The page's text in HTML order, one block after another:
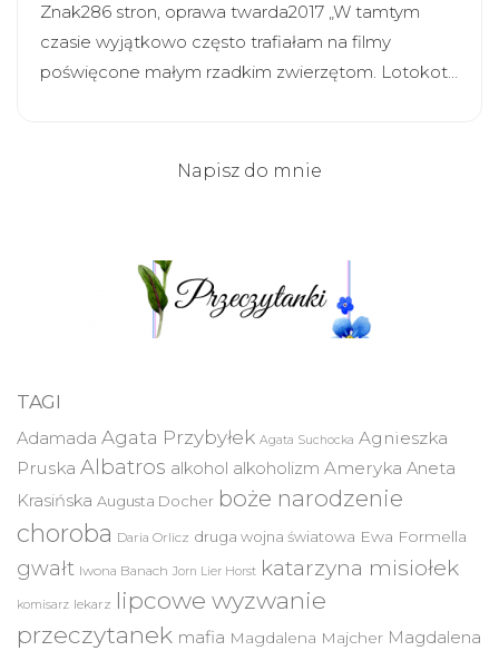
Znak286 stron, oprawa twarda2017 „W tamtym
czasie wyjątkowo często trafiałam na filmy
poświęcone małym rzadkim zwierzętom. Lotokot…
Napisz do mnie
TAGI
Adamada Agata Przybyłek Agata Suchocka Agnieszka
Pruska Albatros alkohol alkoholizm Ameryka Aneta
Krasińska Augusta Docher boże narodzenie
choroba Daria Orlicz druga wojna światowa Ewa Formella
gwałt Iwona Banach Jorn Lier Horst katarzyna misiołek
komisarz lekarz lipcowe wyzwanie
przeczytanek mafia Magdalena Majcher Magdalena